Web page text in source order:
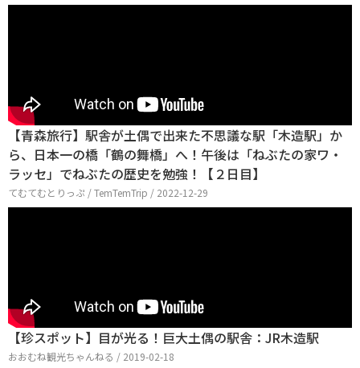
【青森旅行】駅舎が土偶で出来た不思議な駅「木造駅」か
ら、日本一の橋「鶴の舞橋」へ！午後は「ねぶたの家ワ・
ラッセ」でねぶたの歴史を勉強！【２日目】
てむてむとりっぷ / TemTemTrip / 2022-12-29
【珍スポット】目が光る！巨大土偶の駅舎：JR木造駅
おおむね観光ちゃんねる / 2019-02-18